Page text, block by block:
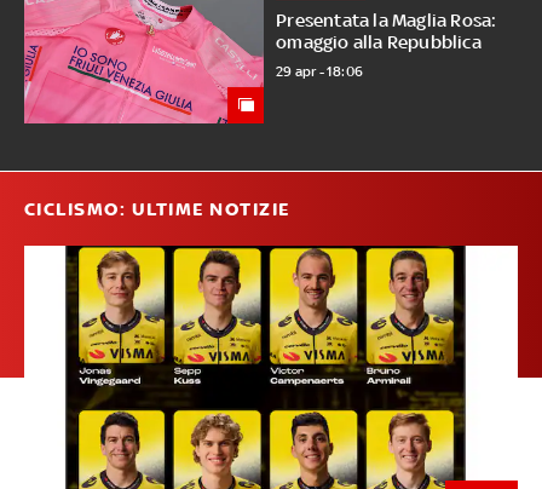
Presentata la Maglia Rosa:
omaggio alla Repubblica
29 apr - 18:06
CICLISMO: ULTIME NOTIZIE